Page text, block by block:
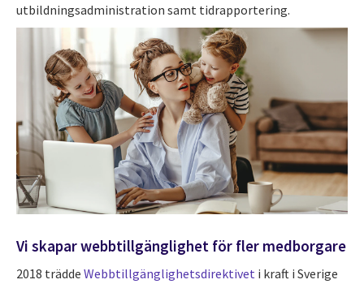
utbildningsadministration samt tidrapportering.
Vi skapar webbtillgänglighet för fler medborgare
2018 trädde Webbtillgänglighetsdirektivet i kraft i Sverige